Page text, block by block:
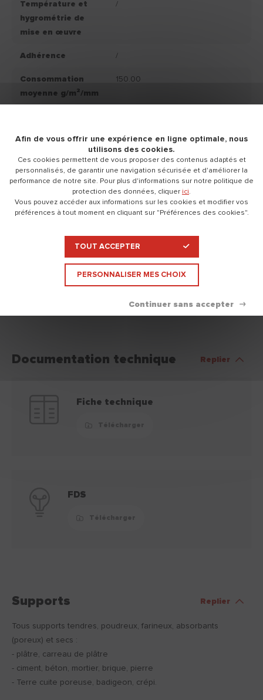
Température et
hygrométrie de
mise en œuvre
/
Adhérence /
Consommation
moyenne g/m²/mm
150.00
fini
Blanc (devient incolore lorsque
le produit est sec)
Conservation
Conservation du produit : 12
mois, après la date d'achat, dans
stocké à l'abri du gel et du soleil.
Nettoyage Alcool à brûler
Documentation technique Replier
Fiche technique
FDS
Supports Replier
Tous supports tendres, poudreux, farineux, absorbants
(poreux) et secs :
- plâtre, carreau de plâtre
- ciment, béton, mortier, brique, pierre
- Terre cuite poreuse, badigeon, crépi.
Afin de vous offrir une expérience en ligne optimale, nous
utilisons des cookies.
Ces cookies permettent de vous proposer des contenus adaptés et
personnalisés, de garantir une navigation sécurisée et d'améliorer la
performance de notre site. Pour plus d'informations sur notre politique de
protection des données, cliquer ici.
Vous pouvez accéder aux informations sur les cookies et modifier vos
préférences à tout moment en cliquant sur "Préférences des cookies".
TOUT ACCEPTER
PERSONNALISER MES CHOIX